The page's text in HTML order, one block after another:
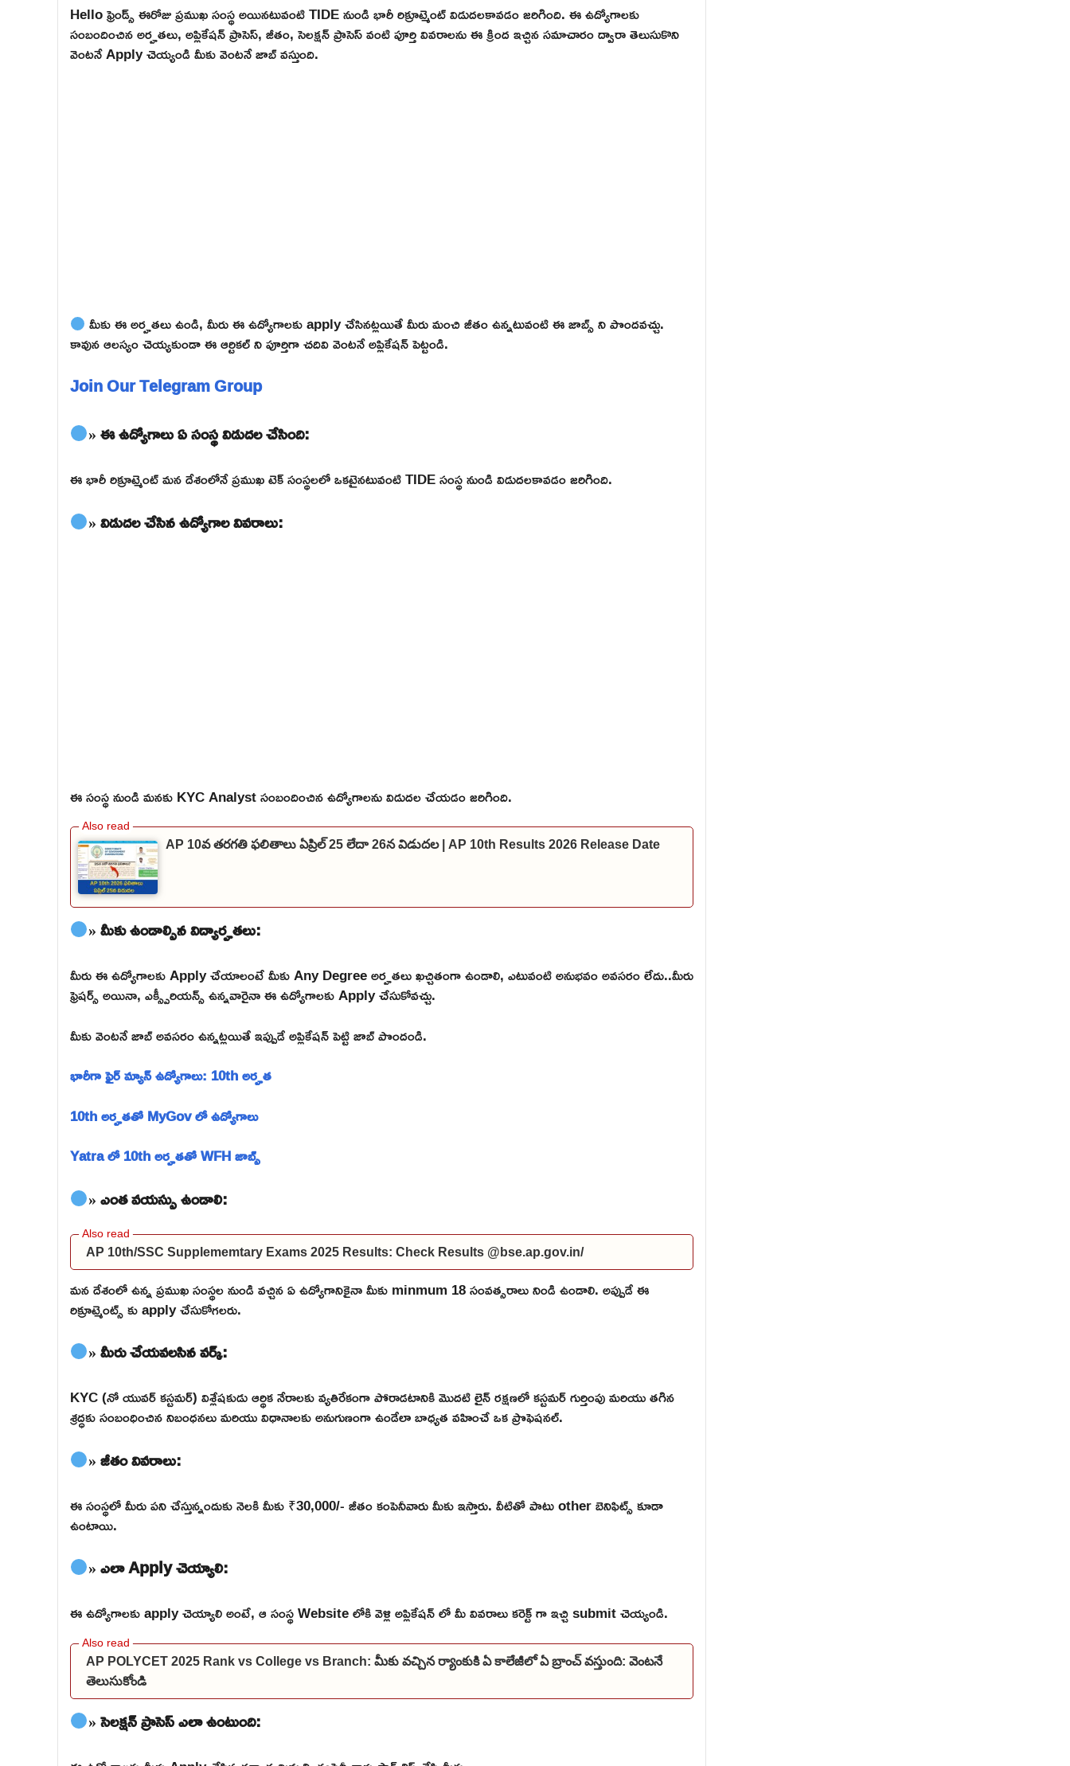
Hello ఫ్రెండ్స్ ఈరోజు ప్రముఖ సంస్థ అయినటువంటి TIDE నుండి భారీ రిక్రూట్మెంట్ విడుదలకావడం జరిగింది. ఈ ఉద్యోగాలకు
సంబందించిన అర్హతలు, అప్లికేషన్ ప్రాసెస్, జీతం, సెలక్షన్ ప్రాసెస్ వంటి పూర్తి వివరాలను ఈ క్రింద ఇచ్చిన సమాచారం ద్వారా తెలుసుకొని
వెంటనే Apply చెయ్యండి మీకు వెంటనే జాబ్ వస్తుంది.
మీకు ఈ అర్హతలు ఉండి, మీరు ఈ ఉద్యోగాలకు apply చేసినట్లయితే మీరు మంచి జీతం ఉన్నటువంటి ఈ జాబ్స్ ని పొందవచ్చు.
కావున ఆలస్యం చెయ్యకుండా ఈ ఆర్టికల్ ని పూర్తిగా చదివి వెంటనే అప్లికేషన్ పెట్టండి.
Join Our Telegram Group
» ఈ ఉద్యోగాలు ఏ సంస్థ విడుదల చేసింది:
ఈ భారీ రిక్రూట్మెంట్ మన దేశంలోనే ప్రముఖ టెక్ సంస్థలలో ఒకటైనటువంటి TIDE సంస్థ నుండి విడుదలకావడం జరిగింది.
» విడుదల చేసిన ఉద్యోగాల వివరాలు:
ఈ సంస్థ నుండి మనకు KYC Analyst సంబందించిన ఉద్యోగాలను విడుదల చేయడం జరిగింది.
AP 10వ తరగతి ఫలితాలు ఏప్రిల్ 25 లేదా 26న విడుదల | AP 10th Results 2026 Release Date
» మీకు ఉండాల్సిన విద్యార్హతలు:
మీరు ఈ ఉద్యోగాలకు Apply చేయాలంటే మీకు Any Degree అర్హతలు ఖచ్చితంగా ఉండాలి, ఎటువంటి అనుభవం అవసరం లేదు..మీరు
ఫ్రెషర్స్ అయినా, ఎక్స్పీరియన్స్ ఉన్నవారైనా ఈ ఉద్యోగాలకు Apply చేసుకోవచ్చు.
మీకు వెంటనే జాబ్ అవసరం ఉన్నట్లయితే ఇప్పుడే అప్లికేషన్ పెట్టి జాబ్ పొందండి.
భారీగా ఫైర్ మ్యాన్ ఉద్యోగాలు: 10th అర్హత
10th అర్హతతో MyGov లో ఉద్యోగాలు
Yatra లో 10th అర్హతతో WFH జాబ్స్
» ఎంత వయస్సు ఉండాలి:
AP 10th/SSC Supplememtary Exams 2025 Results: Check Results @bse.ap.gov.in/
మన దేశంలో ఉన్న ప్రముఖ సంస్థల నుండి వచ్చిన ఏ ఉద్యోగానికైనా మీకు minmum 18 సంవత్సరాలు నిండి ఉండాలి. అప్పుడే ఈ
రిక్రూట్మెంట్స్ కు apply చేసుకోగలరు.
» మీరు చేయవలసిన వర్క్:
KYC (నో యువర్ కస్టమర్) విశ్లేషకుడు ఆర్థిక నేరాలకు వ్యతిరేకంగా పోరాడటానికి మొదటి లైన్ రక్షణలో కస్టమర్ గుర్తింపు మరియు తగిన
శ్రద్ధకు సంబంధించిన నిబంధనలు మరియు విధానాలకు అనుగుణంగా ఉండేలా బాధ్యత వహించే ఒక ప్రొఫెషనల్.
» జీతం వివరాలు:
ఈ సంస్థలో మీరు పని చేస్తున్నందుకు నెలకి మీకు ₹30,000/- జీతం కంపెనీవారు మీకు ఇస్తారు. వీటితో పాటు other బెనిఫిట్స్ కూడా
ఉంటాయి.
» ఎలా Apply చెయ్యాలి:
ఈ ఉద్యోగాలకు apply చెయ్యాలి అంటే, ఆ సంస్థ Website లోకి వెళ్లి అప్లికేషన్ లో మీ వివరాలు కరెక్ట్ గా ఇచ్చి submit చెయ్యండి.
AP POLYCET 2025 Rank vs College vs Branch: మీకు వచ్చిన ర్యాంకుకి ఏ కాలేజీలో ఏ బ్రాంచ్ వస్తుంది: వెంటనే
తెలుసుకోండి
» సెలక్షన్ ప్రాసెస్ ఎలా ఉంటుంది: